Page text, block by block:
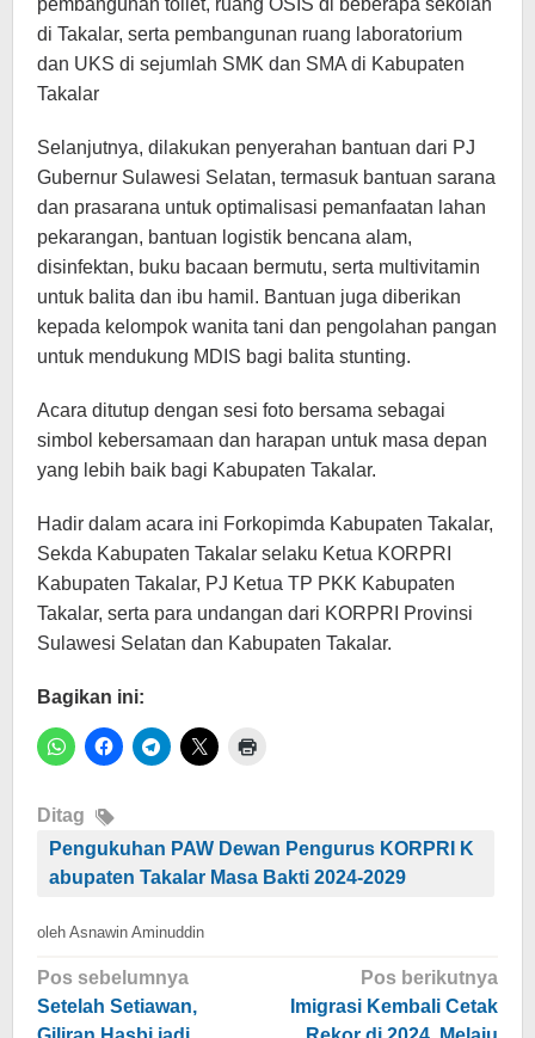
pembangunan toilet, ruang OSIS di beberapa sekolah
di Takalar, serta pembangunan ruang laboratorium
dan UKS di sejumlah SMK dan SMA di Kabupaten
Takalar
Selanjutnya, dilakukan penyerahan bantuan dari PJ
Gubernur Sulawesi Selatan, termasuk bantuan sarana
dan prasarana untuk optimalisasi pemanfaatan lahan
pekarangan, bantuan logistik bencana alam,
disinfektan, buku bacaan bermutu, serta multivitamin
untuk balita dan ibu hamil. Bantuan juga diberikan
kepada kelompok wanita tani dan pengolahan pangan
untuk mendukung MDIS bagi balita stunting.
Acara ditutup dengan sesi foto bersama sebagai
simbol kebersamaan dan harapan untuk masa depan
yang lebih baik bagi Kabupaten Takalar.
Hadir dalam acara ini Forkopimda Kabupaten Takalar,
Sekda Kabupaten Takalar selaku Ketua KORPRI
Kabupaten Takalar, PJ Ketua TP PKK Kabupaten
Takalar, serta para undangan dari KORPRI Provinsi
Sulawesi Selatan dan Kabupaten Takalar.
Bagikan ini:
Ditag
Pengukuhan PAW Dewan Pengurus KORPRI K
abupaten Takalar Masa Bakti 2024-2029
oleh Asnawin Aminuddin
Navigasi
pos
Pos sebelumnya
Setelah Setiawan,
Pos berikutnya
Imigrasi Kembali Cetak